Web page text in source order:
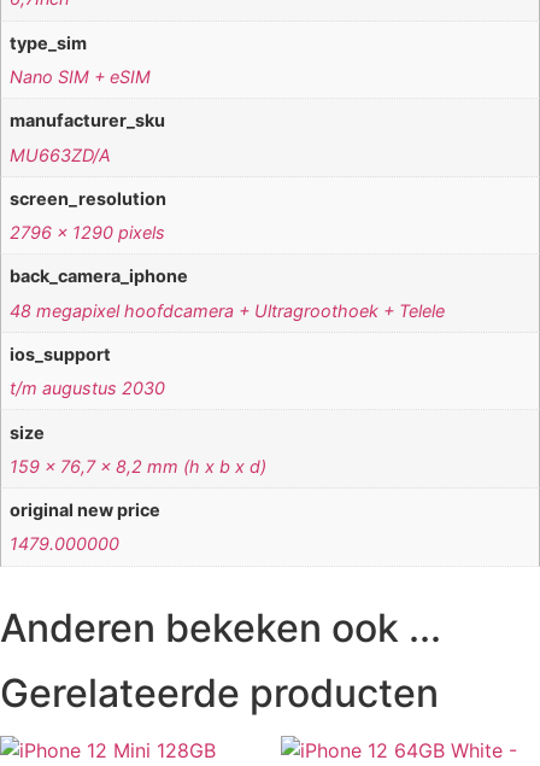
type_sim
Nano SIM + eSIM
manufacturer_sku
MU663ZD/A
screen_resolution
2796 x 1290 pixels
back_camera_iphone
48 megapixel hoofdcamera + Ultragroothoek + Telele
ios_support
t/m augustus 2030
size
159 x 76,7 x 8,2 mm (h x b x d)
original new price
1479.000000
Anderen bekeken ook ...
Gerelateerde producten